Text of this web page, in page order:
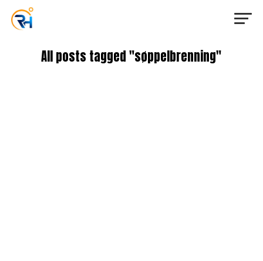
All posts tagged "søppelbrenning"